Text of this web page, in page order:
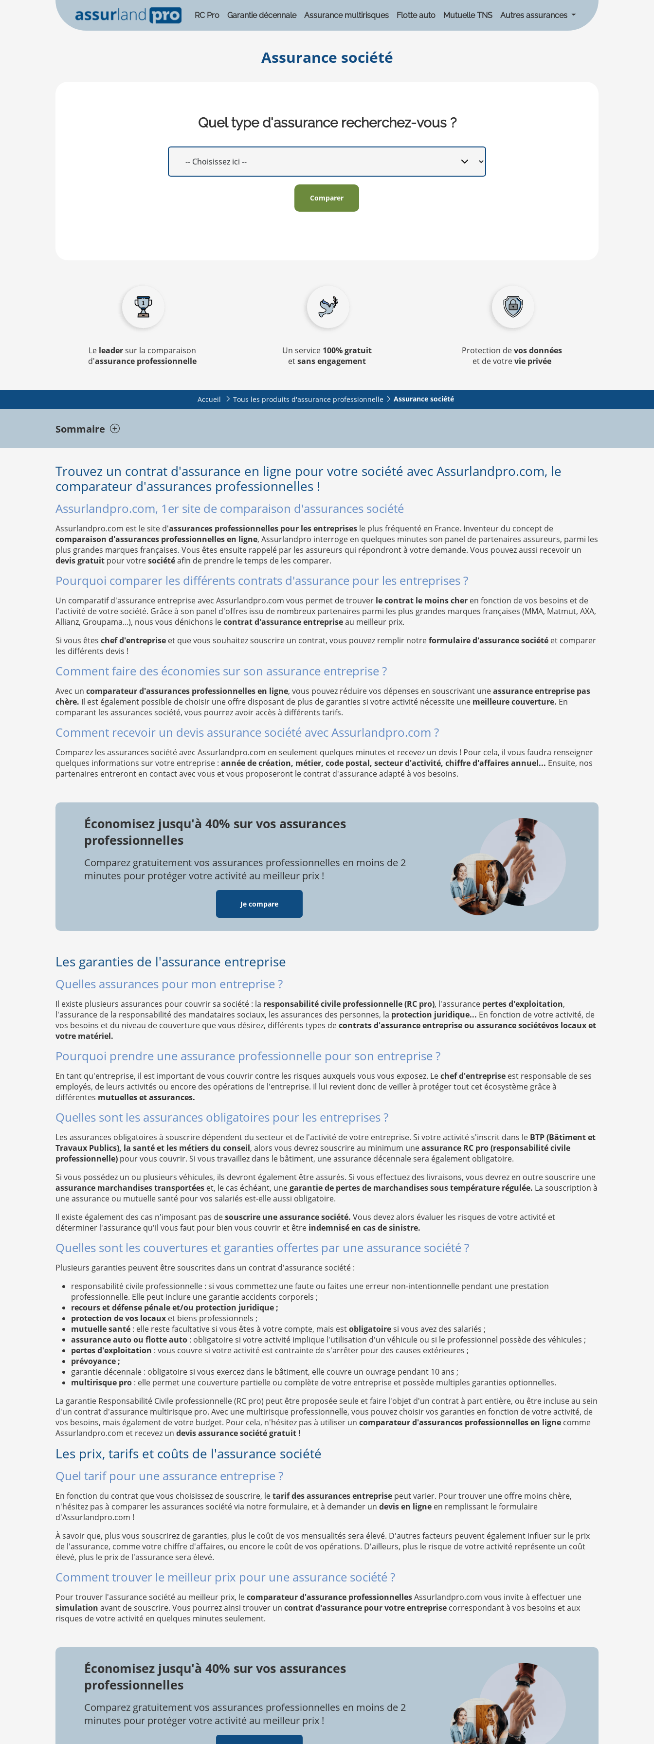
RC Pro Garantie décennale Assurance multirisques Flotte auto Mutuelle TNS Autres assurances
Assurance société
Quel type d'assurance recherchez-vous ?
Le leadersur la comparaison
d'assurance professionnelle
Un service 100% gratuit
etsans engagement
Protection devos données
et de votrevie privée
Accueil Tous les produits d'assurance professionnelle Assurance société
Sommaire
Trouvez un contrat d'assurance en ligne pour votre société avec Assurlandpro.com, le
comparateur d'assurances professionnelles !
Assurlandpro.com, 1er site de comparaison d'assurances société
Assurlandpro.com est le site d'assurances professionnelles pour les entreprises le plus fréquenté en France. Inventeur du concept de
comparaison d'assurances professionnelles en ligne, Assurlandpro interroge en quelques minutes son panel de partenaires assureurs, parmi les
plus grandes marques françaises. Vous êtes ensuite rappelé par les assureurs qui répondront à votre demande. Vous pouvez aussi recevoir un
devis gratuit pour votresociétéafin de prendre le temps de les comparer.
Pourquoi comparer les différents contrats d'assurance pour les entreprises ?
Un comparatif d'assurance entreprise avec Assurlandpro.com vous permet de trouver le contrat le moins cher en fonction de vos besoins et de
l'activité de votre société. Grâce à son panel d'offres issu de nombreux partenaires parmi les plus grandes marques françaises (MMA, Matmut, AXA,
Allianz, Groupama...), nous vous dénichons lecontrat d'assurance entrepriseau meilleur prix.
Si vous êtes chef d'entreprise et que vous souhaitez souscrire un contrat, vous pouvez remplir notreformulaire d'assurance société et comparer
les différents devis !
Comment faire des économies sur son assurance entreprise ?
Avec un comparateur d'assurances professionnelles en ligne, vous pouvez réduire vos dépenses en souscrivant uneassurance entreprise pas
chère. Il est également possible de choisir une offre disposant de plus de garanties si votre activité nécessite une meilleure couverture. En
comparant les assurances société, vous pourrez avoir accès à différents tarifs.
Comment recevoir un devis assurance société avec Assurlandpro.com ?
Comparez les assurances société avec Assurlandpro.com en seulement quelques minutes et recevez un devis ! Pour cela, il vous faudra renseigner
quelques informations sur votre entreprise : année de création, métier, code postal, secteur d'activité, chiffre d'affaires annuel... Ensuite, nos
partenaires entreront en contact avec vous et vous proposeront le contrat d'assurance adapté à vos besoins.
Économisez jusqu'à 40% sur vos assurances
professionnelles
Comparez gratuitement vos assurances professionnelles en moins de 2
minutes pour protéger votre activité au meilleur prix !
Je compare
Les garanties de l'assurance entreprise
Quelles assurances pour mon entreprise ?
Il existe plusieurs assurances pour couvrir sa société : la responsabilité civile professionnelle (RC pro), l'assurance pertes d'exploitation,
l'assurance de la responsabilité des mandataires sociaux, les assurances des personnes, la protection juridique... En fonction de votre activité, de
vos besoins et du niveau de couverture que vous désirez, différents types decontrats d'assurance entreprise ou assurance sociétévos locaux et
votre matériel.
Pourquoi prendre une assurance professionnelle pour son entreprise ?
En tant qu'entreprise, il est important de vous couvrir contre les risques auxquels vous vous exposez. Lechef d'entreprise est responsable de ses
employés, de leurs activités ou encore des opérations de l'entreprise. Il lui revient donc de veiller à protéger tout cet écosystème grâce à
différentes mutuelles et assurances.
Quelles sont les assurances obligatoires pour les entreprises ?
Les assurances obligatoires à souscrire dépendent du secteur et de l'activité de votre entreprise. Si votre activité s'inscrit dans le BTP (Bâtiment et
Travaux Publics), la santé et les métiers du conseil, alors vous devrez souscrire au minimum uneassurance RC pro (responsabilité civile
professionnelle) pour vous couvrir. Si vous travaillez dans le bâtiment, une assurance décennale sera également obligatoire.
Si vous possédez un ou plusieurs véhicules, ils devront également être assurés. Si vous effectuez des livraisons, vous devrez en outre souscrire une
assurance marchandises transportées et, le cas échéant, unegarantie de pertes de marchandises sous température régulée. La souscription à
une assurance ou mutuelle santé pour vos salariés est-elle aussi obligatoire.
Il existe également des cas n'imposant pas desouscrire une assurance société. Vous devez alors évaluer les risques de votre activité et
déterminer l'assurance qu'il vous faut pour bien vous couvrir et être indemnisé en cas de sinistre.
Quelles sont les couvertures et garanties offertes par une assurance société ?
Plusieurs garanties peuvent être souscrites dans un contrat d'assurance société :
responsabilité civile professionnelle : si vous commettez une faute ou faites une erreur non-intentionnelle pendant une prestation
professionnelle. Elle peut inclure une garantie accidents corporels ;
recours et défense pénale et/ou protection juridique ;
protection de vos locaux et biens professionnels ;
mutuelle santé : elle reste facultative si vous êtes à votre compte, mais estobligatoiresi vous avez des salariés ;
assurance auto ou flotte auto : obligatoire si votre activité implique l'utilisation d'un véhicule ou si le professionnel possède des véhicules ;
pertes d'exploitation : vous couvre si votre activité est contrainte de s'arrêter pour des causes extérieures ;
prévoyance ;
garantie décennale : obligatoire si vous exercez dans le bâtiment, elle couvre un ouvrage pendant 10 ans ;
multirisque pro : elle permet une couverture partielle ou complète de votre entreprise et possède multiples garanties optionnelles.
La garantie Responsabilité Civile professionnelle (RC pro) peut être proposée seule et faire l'objet d'un contrat à part entière, ou être incluse au sein
d'un contrat d'assurance multirisque pro. Avec une multirisque professionnelle, vous pouvez choisir vos garanties en fonction de votre activité, de
vos besoins, mais également de votre budget. Pour cela, n'hésitez pas à utiliser un comparateur d'assurances professionnelles en ligne comme
Assurlandpro.com et recevez un devis assurance société gratuit !
Les prix, tarifs et coûts de l'assurance société
Quel tarif pour une assurance entreprise ?
En fonction du contrat que vous choisissez de souscrire, letarif des assurances entreprise peut varier. Pour trouver une offre moins chère,
n'hésitez pas à comparer les assurances société via notre formulaire, et à demander un devis en ligne en remplissant le formulaire
d'Assurlandpro.com !
À savoir que, plus vous souscrirez de garanties, plus le coût de vos mensualités sera élevé. D'autres facteurs peuvent également influer sur le prix
de l'assurance, comme votre chiffre d'affaires, ou encore le coût de vos opérations. D'ailleurs, plus le risque de votre activité représente un coût
élevé, plus le prix de l'assurance sera élevé.
Comment trouver le meilleur prix pour une assurance société ?
Pour trouver l'assurance société au meilleur prix, lecomparateur d'assurance professionnellesAssurlandpro.com vous invite à effectuer une
simulation avant de souscrire. Vous pourrez ainsi trouver un contrat d'assurance pour votre entreprise correspondant à vos besoins et aux
risques de votre activité en quelques minutes seulement.
Économisez jusqu'à 40% sur vos assurances
professionnelles
Comparez gratuitement vos assurances professionnelles en moins de 2
minutes pour protéger votre activité au meilleur prix !